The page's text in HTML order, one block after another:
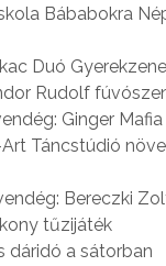
Bábabokra
Duó
Rudolf
Ginger
Táncstúdió
Bereczki
tűzijáték
dáridó a sátorban